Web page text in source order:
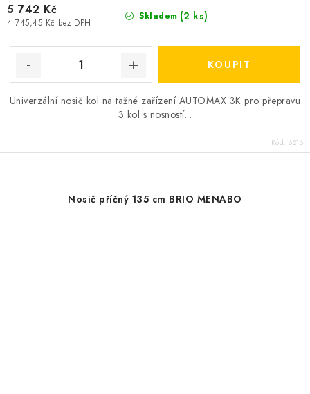
Skladem (2 ks)
4 745,45 Kč bez DPH
5 742 Kč
Univerzální nosič kol na tažné zařízení AUTOMAX 3K pro přepravu
3 kol s nosností...
Kód: 6216
Nosič příčný 135 cm BRIO MENABO